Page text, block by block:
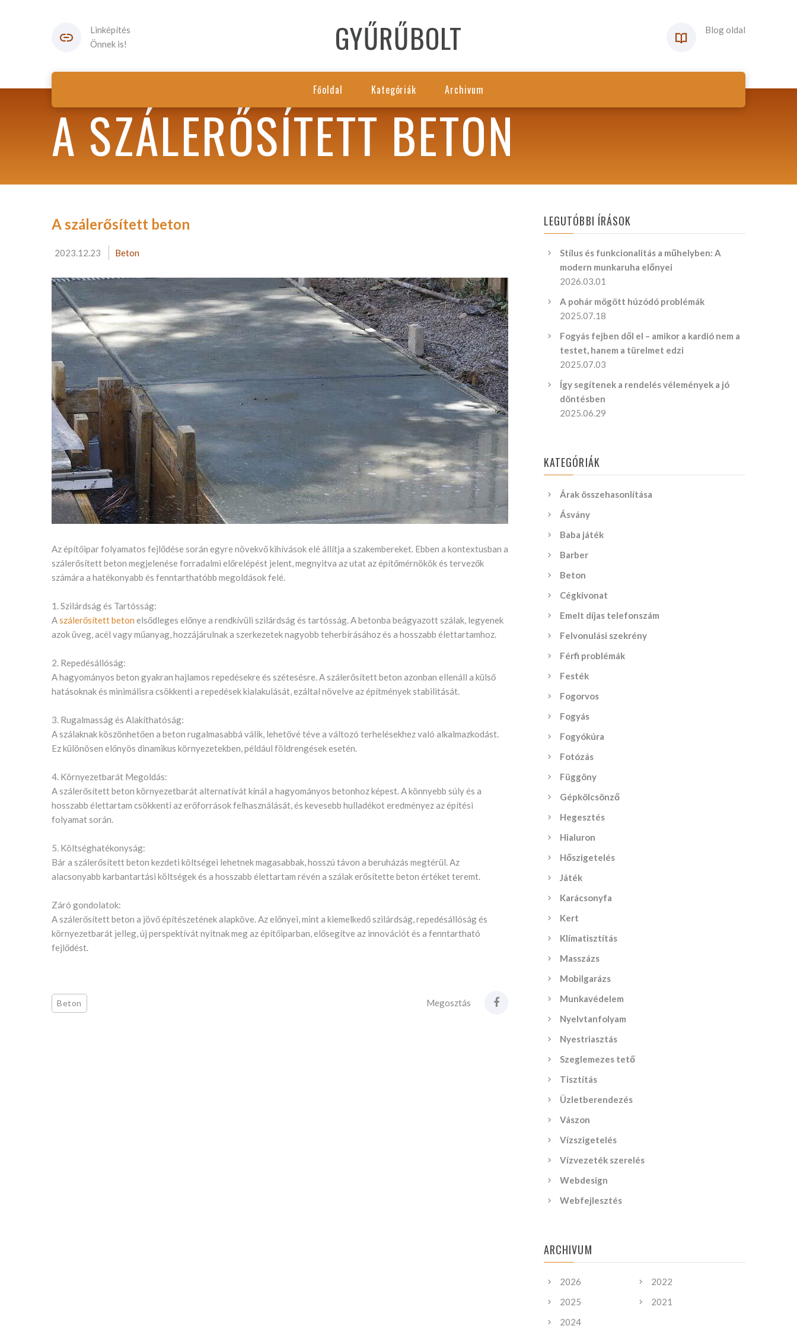
Linképítés
Önnek is!
GYŰRŰBOLT Blog oldal
Főoldal Kategóriák Archivum
A SZÁLERŐSÍTETT BETON
A szálerősített beton
2023.12.23 Beton
Az építőipar folyamatos fejlődése során egyre növekvő kihívások elé állítja a szakembereket. Ebben a kontextusban a
szálerősített beton megjelenése forradalmi előrelépést jelent, megnyitva az utat az építőmérnökök és tervezők
számára a hatékonyabb és fenntarthatóbb megoldások felé.
1. Szilárdság és Tartósság:
Aszálerősített beton elsődleges előnye a rendkívüli szilárdság és tartósság. A betonba beágyazott szálak, legyenek
azok üveg, acél vagy műanyag, hozzájárulnak a szerkezetek nagyobb teherbírásához és a hosszabb élettartamhoz.
2. Repedésállóság:
A hagyományos beton gyakran hajlamos repedésekre és szétesésre. A szálerősített beton azonban ellenáll a külső
hatásoknak és minimálisra csökkenti a repedések kialakulását, ezáltal növelve az építmények stabilitását.
3. Rugalmasság és Alakíthatóság:
A szálaknak köszönhetően a beton rugalmasabbá válik, lehetővé téve a változó terhelésekhez való alkalmazkodást.
Ez különösen előnyös dinamikus környezetekben, például földrengések esetén.
4. Környezetbarát Megoldás:
A szálerősített beton környezetbarát alternatívát kínál a hagyományos betonhoz képest. A könnyebb súly és a
hosszabb élettartam csökkenti az erőforrások felhasználását, és kevesebb hulladékot eredményez az építési
folyamat során.
5. Költséghatékonyság:
Bár a szálerősített beton kezdeti költségei lehetnek magasabbak, hosszú távon a beruházás megtérül. Az
alacsonyabb karbantartási költségek és a hosszabb élettartam révén a szálak erősítette beton értéket teremt.
Záró gondolatok:
A szálerősített beton a jövő építészetének alapköve. Az előnyei, mint a kiemelkedő szilárdság, repedésállóság és
környezetbarát jelleg, új perspektívát nyitnak meg az építőiparban, elősegítve az innovációt és a fenntartható
fejlődést.
Beton Megosztás
LEGUTÓBBI ÍRÁSOK
Stílus és funkcionalitás a műhelyben: A
modern munkaruha előnyei
2026.03.01
A pohár mögött húzódó problémák
2025.07.18
Fogyás fejben dől el – amikor a kardió nem a
testet, hanem a türelmet edzi
2025.07.03
Így segítenek a rendelés vélemények a jó
döntésben
2025.06.29
KATEGÓRIÁK
Árak összehasonlítása
Ásvány
Baba játék
Barber
Beton
Cégkivonat
Emelt díjas telefonszám
Felvonulási szekrény
Férfi problémák
Festék
Fogorvos
Fogyás
Fogyókúra
Fotózás
Függöny
Gépkölcsönző
Hegesztés
Hialuron
Hőszigetelés
Játék
Karácsonyfa
Kert
Klímatisztítás
Masszázs
Mobilgarázs
Munkavédelem
Nyelvtanfolyam
Nyestriasztás
Szeglemezes tető
Tisztítás
Üzletberendezés
Vászon
Vízszigetelés
Vízvezeték szerelés
Webdesign
Webfejlesztés
ARCHIVUM
2026
2025
2024
2022
2021